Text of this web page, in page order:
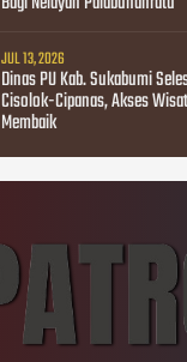
JUL 13, 2026
Dinas PU Kab. Sukabumi
Cisolok-Cipanas, Akses
Membaik